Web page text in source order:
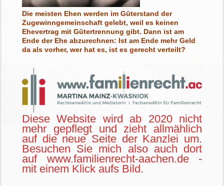
Die meisten Ehen werden im Güterstand der
Zugewinngemeinschaft gelebt, weil es keinen
Ehevertrag mit Gütertrennung gibt. Dann ist am
Ende der Ehe abzurechnen: Ist am Ende mehr Geld
da als vorher, wer hat es, ist es gerecht verteilt?
Diese Website wird ab 2020 nicht
mehr gepflegt und zieht allmählich
auf die neue Seite der Kanzlei um.
Besuchen Sie mich also auch dort
auf www.familienrecht-aachen.de -
mit einem Klick aufs Bild.